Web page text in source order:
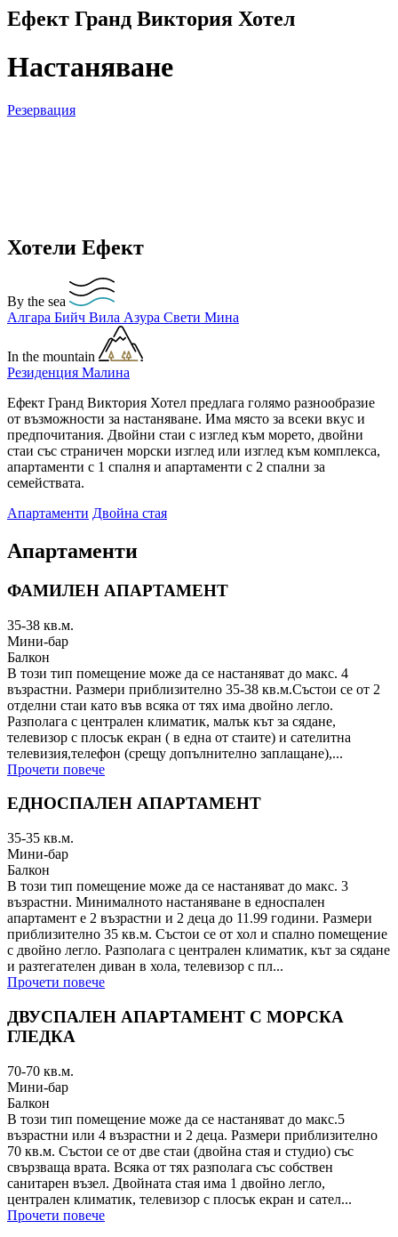
Ефект Гранд Виктория Хотел
Настаняване
Резервация
Хотели Ефект
By the sea
Алгара Бийч Вила Азура Свети Мина
In the mountain
Резиденция Малина
Ефект Гранд Виктория Хотел предлага голямо разнообразие
от възможности за настаняване. Има място за всеки вкус и
предпочитания. Двойни стаи с изглед към морето, двойни
стаи със страничен морски изглед или изглед към комплекса,
апартаменти с 1 спалня и апартаменти с 2 спални за
семействата.
Апартаменти Двойна стая
Апартаменти
ФАМИЛЕН АПАРТАМЕНТ
35-38 кв.м.
Мини-бар
Балкон
В този тип помещение може да се настаняват до макс. 4
възрастни. Размери приблизително 35-38 кв.м.Състои се от 2
отделни стаи като във всяка от тях има двойно легло.
Разполага с централен климатик, малък кът за сядане,
телевизор с плосък екран ( в една от стаите) и сателитна
телевизия,телефон (срещу допълнително заплащане),...
Прочети повече
ЕДНОСПАЛЕН АПАРТАМЕНТ
35-35 кв.м.
Мини-бар
Балкон
В този тип помещение може да се настаняват до макс. 3
възрастни. Минималното настаняване в едноспален
апартамент е 2 възрастни и 2 деца до 11.99 години. Размери
приблизително 35 кв.м. Състои се от хол и спално помещение
с двойно легло. Разполага с централен климатик, кът за сядане
и разтегателен диван в хола, телевизор с пл...
Прочети повече
ДВУСПАЛЕН АПАРТАМЕНТ С МОРСКА
ГЛЕДКА
70-70 кв.м.
Мини-бар
Балкон
В този тип помещение може да се настаняват до макс.5
възрастни или 4 възрастни и 2 деца. Размери приблизително
70 кв.м. Състои се от две стаи (двойна стая и студио) със
свързваща врата. Всяка от тях разполага със собствен
санитарен възел. Двойната стая има 1 двойно легло,
централен климатик, телевизор с плосък екран и сател...
Прочети повече